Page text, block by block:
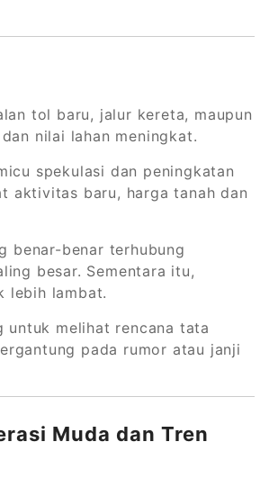
tol baru, jalur kereta, maupun
nilai lahan meningkat.
spekulasi dan peningkatan
aktivitas baru, harga tanah dan
benar-benar terhubung
besar. Sementara itu,
lebih lambat.
untuk melihat rencana tata
pada rumor atau janji
Muda dan Tren